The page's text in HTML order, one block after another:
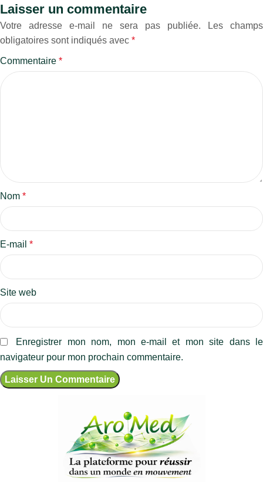
Laisser un commentaire
Votre adresse e-mail ne sera pas publiée.
Les champs
obligatoires sont indiqués avec *
Commentaire *
Nom *
E-mail *
Site web
Enregistrer mon nom, mon e-mail et mon site dans le
navigateur pour mon prochain commentaire.